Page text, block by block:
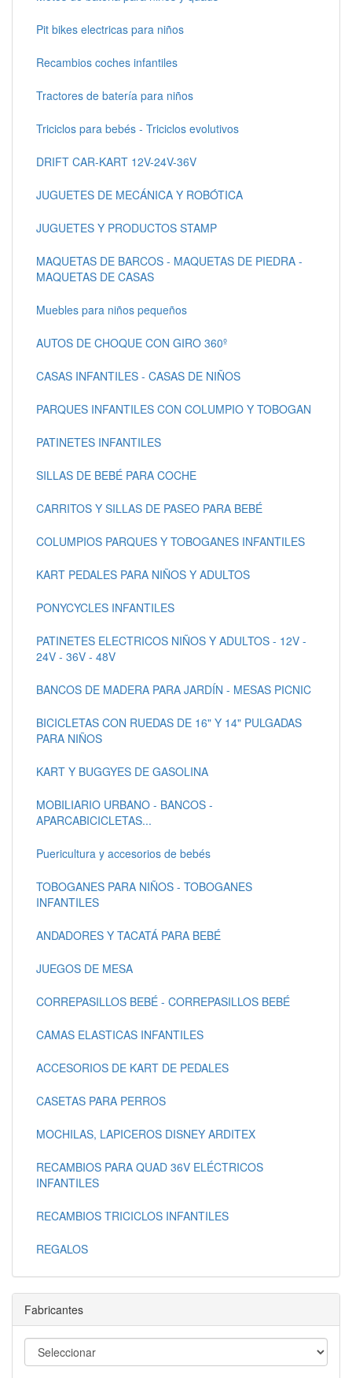
Pit bikes electricas para niños
Recambios coches infantiles
Tractores de batería para niños
Triciclos para bebés - Triciclos evolutivos
DRIFT CAR-KART 12V-24V-36V
JUGUETES DE MECÁNICA Y ROBÓTICA
JUGUETES Y PRODUCTOS STAMP
MAQUETAS DE BARCOS - MAQUETAS DE PIEDRA -
MAQUETAS DE CASAS
Muebles para niños pequeños
AUTOS DE CHOQUE CON GIRO 360º
CASAS INFANTILES - CASAS DE NIÑOS
PARQUES INFANTILES CON COLUMPIO Y TOBOGAN
PATINETES INFANTILES
SILLAS DE BEBÉ PARA COCHE
CARRITOS Y SILLAS DE PASEO PARA BEBÉ
COLUMPIOS PARQUES Y TOBOGANES INFANTILES
KART PEDALES PARA NIÑOS Y ADULTOS
PONYCYCLES INFANTILES
PATINETES ELECTRICOS NIÑOS Y ADULTOS - 12V -
24V - 36V - 48V
BANCOS DE MADERA PARA JARDÍN - MESAS PICNIC
BICICLETAS CON RUEDAS DE 16" Y 14" PULGADAS
PARA NIÑOS
KART Y BUGGYES DE GASOLINA
MOBILIARIO URBANO - BANCOS -
APARCABICICLETAS...
Puericultura y accesorios de bebés
TOBOGANES PARA NIÑOS - TOBOGANES
INFANTILES
ANDADORES Y TACATÁ PARA BEBÉ
JUEGOS DE MESA
CORREPASILLOS BEBÉ - CORREPASILLOS BEBÉ
CAMAS ELASTICAS INFANTILES
ACCESORIOS DE KART DE PEDALES
CASETAS PARA PERROS
MOCHILAS, LAPICEROS DISNEY ARDITEX
RECAMBIOS PARA QUAD 36V ELÉCTRICOS
INFANTILES
RECAMBIOS TRICICLOS INFANTILES
REGALOS
Fabricantes